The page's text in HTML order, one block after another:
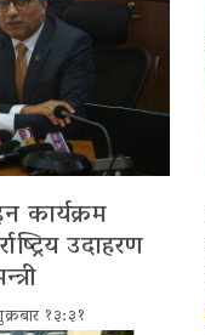
कार्यक्रम
उदाहरण
१३:३१